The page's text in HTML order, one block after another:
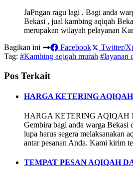
JaPngan ragu lagi . Bagi anda
Bekasi , jual kambing aqiqah
merupakan wilayah pelayanan
Bagikan ini
Facebook Twitter/X
Tag: #Kambing aqiqah murah #layanan
Pos Terkait
HARGA KETERING
HARGA KETERING
Gembira bagi anda warga Bekasi
lupa harus segera melaksanakan
antar pesanan Anda. Kami kirim
TEMPAT PESAN AQIQAH